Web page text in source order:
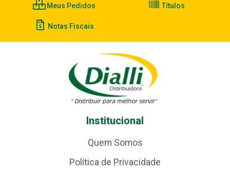
Meus Pedidos Títulos
Notas Fiscais
Institucional
Quem Somos
Política de Privacidade